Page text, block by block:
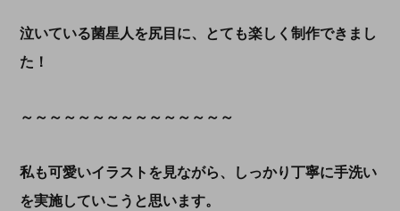
泣いている菌星人を尻目に、とても楽しく制作できまし
た！
～～～～～～～～～～～～～～～
私も可愛いイラストを見ながら、しっかり丁寧に手洗い
を実施していこうと思います。